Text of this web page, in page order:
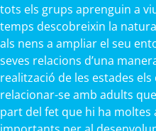
tots els grups aprenguin a
temps descobreixin la
als nens a ampliar el seu
seves relacions d’una
realització de les estades
relacionar-se amb adults
part del fet que hi ha moltes